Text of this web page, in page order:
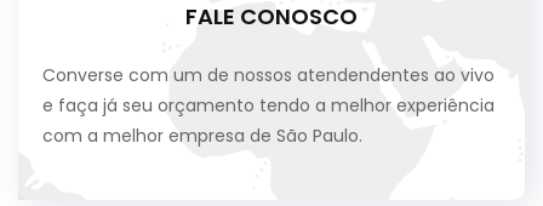
FALE CONOSCO
Converse com um de nossos atendendentes ao vivo
e faça já seu orçamento tendo a melhor experiência
com a melhor empresa de São Paulo.